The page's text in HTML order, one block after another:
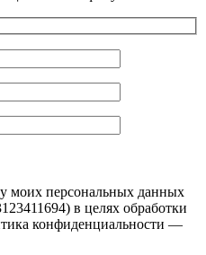
моих персональных данных
в целях обработки
конфиденциальности —